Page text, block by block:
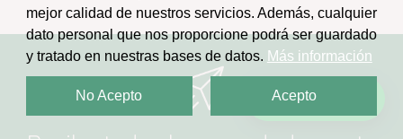
¡Escríbenos!
mejor calidad de nuestros servicios. Además, cualquier
dato personal que nos proporcione podrá ser guardado
y tratado en nuestras bases de datos. Más información
No Acepto Acepto